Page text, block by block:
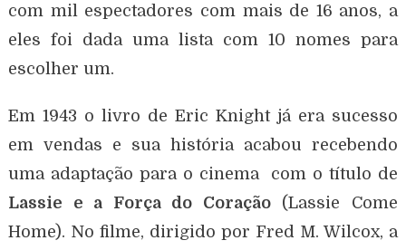
com mil espectadores com mais de 16 anos, a
eles foi dada uma lista com 10 nomes para
escolher um.
Em 1943 o livro de Eric Knight já era sucesso
em vendas e sua história acabou recebendo
uma adaptação para o cinema com o título de
Lassie e a Força do Coração(Lassie Come
Home). No filme, dirigido por Fred M. Wilcox, a